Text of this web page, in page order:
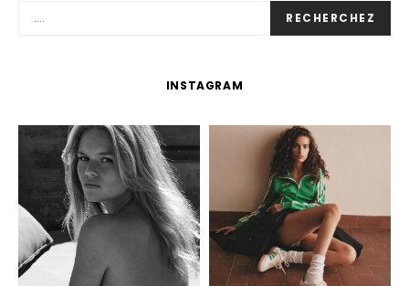
RECHERCHEZ
INSTAGRAM